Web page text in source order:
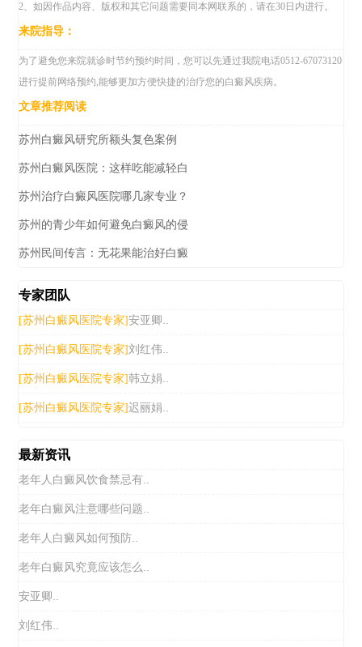
2、如因作品内容、版权和其它问题需要同本网联系的，请在30日内进行。
来院指导：
为了避免您来院就诊时节约预约时间，您可以先通过我院电话0512-67073120
进行提前网络预约,能够更加方便快捷的治疗您的白癜风疾病。
文章推荐阅读
苏州白癜风研究所额头复色案例
苏州白癜风医院：这样吃能减轻白
苏州治疗白癜风医院哪几家专业？
苏州的青少年如何避免白癜风的侵
苏州民间传言：无花果能治好白癜
专家团队
[苏州白癜风医院专家]安亚卿..
[苏州白癜风医院专家]刘红伟..
[苏州白癜风医院专家]韩立娟..
[苏州白癜风医院专家]迟丽娟..
最新资讯
老年人白癜风饮食禁忌有..
老年白癜风注意哪些问题..
老年人白癜风如何预防..
老年白癜风究竟应该怎么..
安亚卿..
刘红伟..